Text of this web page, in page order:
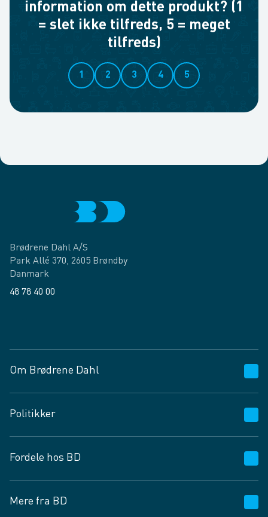
information om dette produkt? (1
= slet ikke tilfreds, 5 = meget
tilfreds)
1 2 3 4 5
Brødrene Dahl A/S
Park Allé 370, 2605 Brøndby
Danmark
48 78 40 00
Om Brødrene Dahl
Vagttelefon 30 10 89 89
Spørgsmål og svar
Job og karriere
Fødevarekontrolrapport
Politikker
Privatlivspolitik
Cookies
Vilkår og betingelser
Fordele hos BD
BD app
Mere fra BD